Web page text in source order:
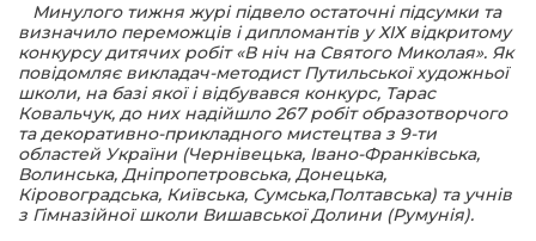
Героям!
вісті
Минулого тижня журі підвело остаточні підсумки та
визначило переможців і дипломантів у ХІХ відкритому
конкурсу дитячих робіт «В ніч на Святого Миколая». Як
повідомляє викладач-методист Путильської художньої
школи, на базі якої і відбувався конкурс, Тарас
Ковальчук, до них надійшло 267 робіт образотворчого
та декоративно-прикладного мистецтва з 9-ти
областей України (Чернівецька, Івано-Франківська,
Волинська, Дніпропетровська, Донецька,
Кіровоградська, Київська, Сумська,Полтавська) та учнів
з Гімназійної школи Вишавської Долини (Румунія).